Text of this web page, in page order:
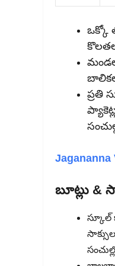
ఒక్కో
ప్రతి
Jagananna
బూట్లు &
స్కూల్